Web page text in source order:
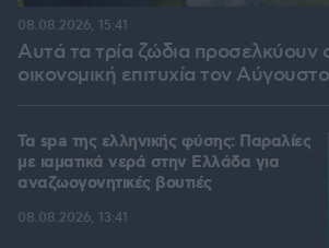
Αυτά τα τρία ζώδια προσελκύουν
οικονομική επιτυχία τον Αύγουστο
08.08.2026, 15:41
Τα spa της ελληνικής φύσης: Παραλίες
με ιαματικά νερά στην Ελλάδα για
αναζωογονητικές βουτιές
08.08.2026, 13:41